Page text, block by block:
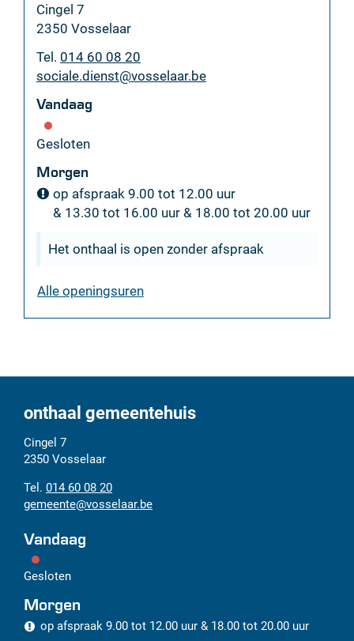
Adres
Cingel 7
,2350 Vosselaar
Tel. 014 60 08 20
E-
sociale.dienst@vosselaar.be
Vandaag
Gesloten
Morgen
op afspraak 9.00 tot 12.00 uur
& 13.30 tot 16.00 uur & 18.00 tot 20.00 uur
Het onthaal is open zonder afspraak
Alle openingsurensociale
onthaal gemeentehuis
Adres
Cingel 7
2350 Vosselaar
Tel.
014 60 08 20
E-
mail
gemeente@vosselaar.be
Vandaag
Gesloten
Morgen
op afspraak 9.00 tot 12.00 uur & 18.00 tot 20.00 uur